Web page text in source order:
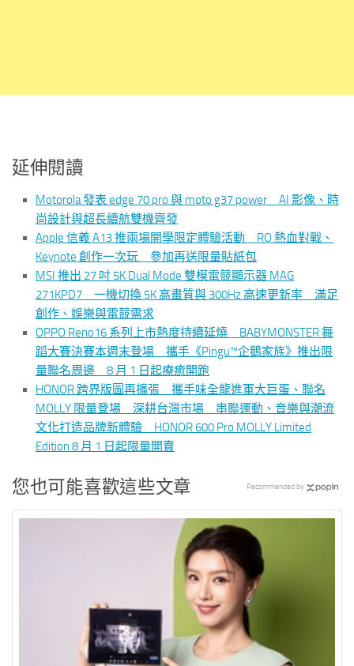
延伸閱讀
Motorola 發表 edge 70 pro 與 moto g37 power AI 影像、時
尚設計與超長續航雙機齊發
Apple 信義 A13 推兩場開學限定體驗活動 RO 熱血對戰、
Keynote 創作一次玩 參加再送限量貼紙包
MSI 推出 27 吋 5K Dual Mode 雙模電競顯示器 MAG
271KPD7 一機切換 5K 高畫質與 300Hz 高速更新率 滿足
創作、娛樂與電競需求
OPPO Reno16 系列上市熱度持續延燒 BABYMONSTER 舞
蹈大賽決賽本週末登場 攜手《Pingu™企鵝家族》推出限
量聯名周邊 8 月 1 日起療癒開跑
HONOR 跨界版圖再擴張 攜手味全龍進軍大巨蛋、聯名
MOLLY 限量登場 深耕台灣市場 串聯運動、音樂與潮流
文化打造品牌新體驗 HONOR 600 Pro MOLLY Limited
Edition 8 月 1 日起限量開賣
您也可能喜歡這些文章 Recommended by